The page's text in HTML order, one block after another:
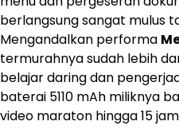
berlangsung sangat mulus
Mengandalkan performa
termurahnya sudah lebih
belajar daring dan
baterai 5110 mAh miliknya
video maraton hingga 15